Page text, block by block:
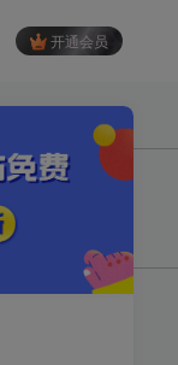
开通会员
教学视频，
板...